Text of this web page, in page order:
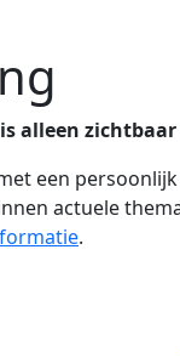
alleen
een
actuele
.